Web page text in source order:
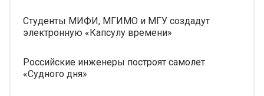
Студенты МИФИ, МГИМО и МГУ создадут
электронную «Капсулу времени»
Российские инженеры построят самолет
«Судного дня»